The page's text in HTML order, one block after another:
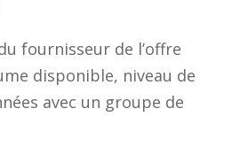
fournisseur de l’offre
disponible, niveau de
avec un groupe de